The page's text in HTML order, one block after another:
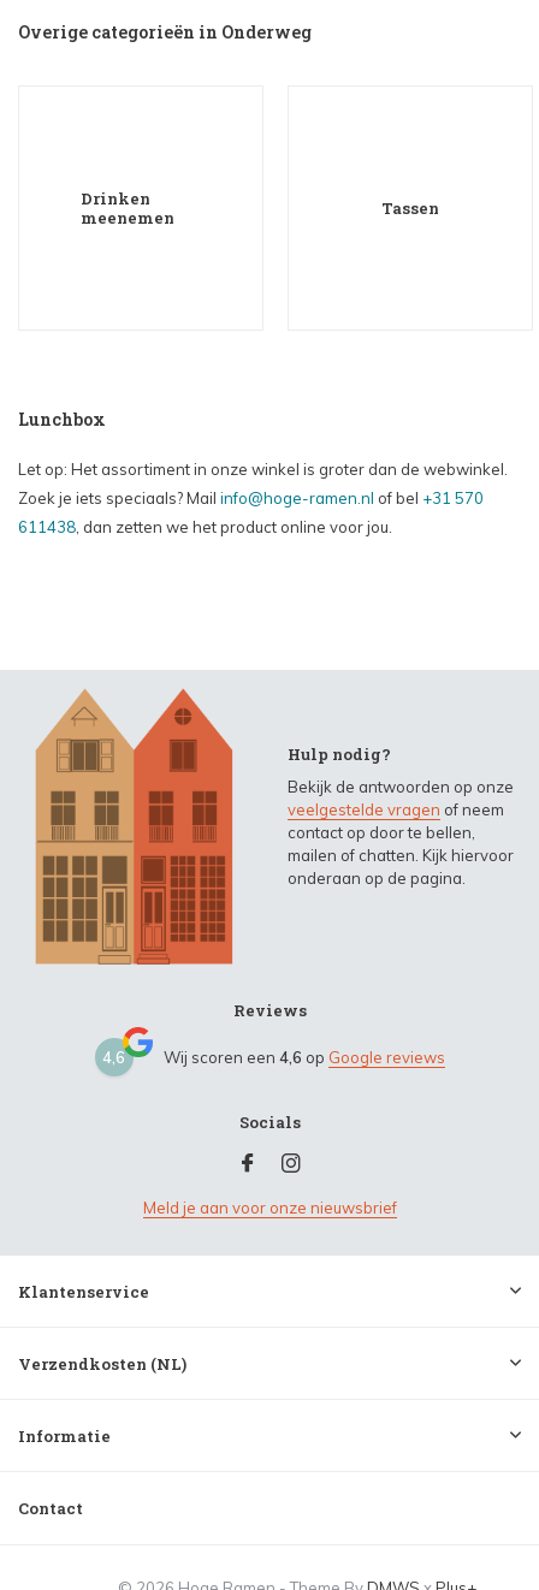
Overige categorieën in Onderweg
Drinken
meenemen
Tassen
Lunchbox
Let op: Het assortiment in onze winkel is groter dan de webwinkel.
Zoek je iets speciaals? Mail info@hoge-ramen.nl of bel +31 570
611438, dan zetten we het product online voor jou.
Hulp nodig?
Bekijk de antwoorden op onze
veelgestelde vragen of neem
contact op door te bellen,
mailen of chatten. Kijk hiervoor
onderaan op de pagina.
Reviews
4,6 Wij scoren een 4,6 op Google reviews
Socials
Meld je aan voor onze nieuwsbrief
Klantenservice
Verzendkosten (NL)
Informatie
Contact